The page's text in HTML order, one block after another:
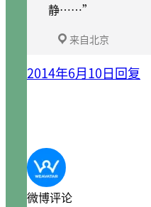
静……”
来自北京
2014年6月10日回复
微博评论